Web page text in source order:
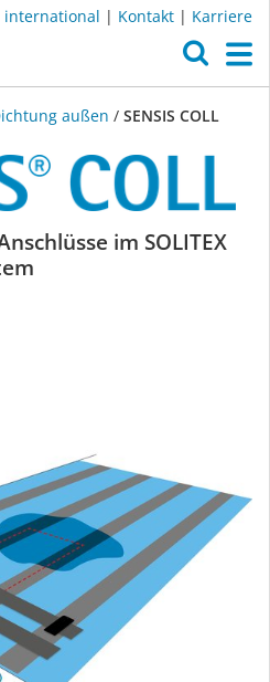
international | Kontakt | Karriere
außen / SENSIS COLL
im SOLITEX